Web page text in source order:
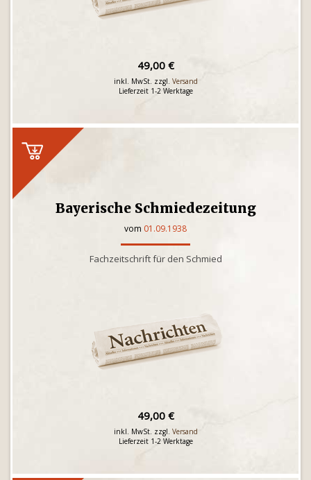
49,00 €
inkl. MwSt. zzgl. Versand
Lieferzeit 1-2 Werktage
Bayerische Schmiedezeitung
vom 01.09.1938
Fachzeitschrift für den Schmied
49,00 €
inkl. MwSt. zzgl. Versand
Lieferzeit 1-2 Werktage